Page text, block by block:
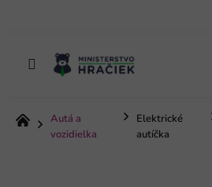
DomovAutá a
vozidielka
Elektrické
autíčka